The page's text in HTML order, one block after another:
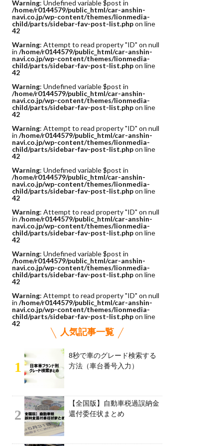
Warning: Undefined variable $post in
/home/r0144579/public_html/car-anshin-
navi.co.jp/wp-content/themes/lionmedia-
child/parts/sidebar-fav-post-list.phpon line
42
Warning: Attempt to read property "ID" on null
in /home/r0144579/public_html/car-anshin-
navi.co.jp/wp-content/themes/lionmedia-
child/parts/sidebar-fav-post-list.phpon line
42
Warning: Undefined variable $post in
/home/r0144579/public_html/car-anshin-
navi.co.jp/wp-content/themes/lionmedia-
child/parts/sidebar-fav-post-list.phpon line
42
Warning: Attempt to read property "ID" on null
in /home/r0144579/public_html/car-anshin-
navi.co.jp/wp-content/themes/lionmedia-
child/parts/sidebar-fav-post-list.phpon line
42
Warning: Undefined variable $post in
/home/r0144579/public_html/car-anshin-
navi.co.jp/wp-content/themes/lionmedia-
child/parts/sidebar-fav-post-list.phpon line
42
Warning: Attempt to read property "ID" on null
in /home/r0144579/public_html/car-anshin-
navi.co.jp/wp-content/themes/lionmedia-
child/parts/sidebar-fav-post-list.phpon line
42
Warning: Undefined variable $post in
/home/r0144579/public_html/car-anshin-
navi.co.jp/wp-content/themes/lionmedia-
child/parts/sidebar-fav-post-list.phpon line
42
Warning: Attempt to read property "ID" on null
in /home/r0144579/public_html/car-anshin-
navi.co.jp/wp-content/themes/lionmedia-
child/parts/sidebar-fav-post-list.phpon line
42
人気記事一覧
1
8秒で車のグレード検索する
方法（車台番号入力）
2
【全国版】自動車税過誤納金
還付委任状まとめ